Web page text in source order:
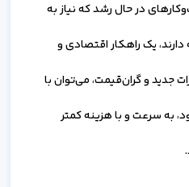
در حال رشد که نیاز به
یک راهکار اقتصادی و
جدید و گران‌قیمت، می‌توان با
به سرعت و با هزینه کمتر